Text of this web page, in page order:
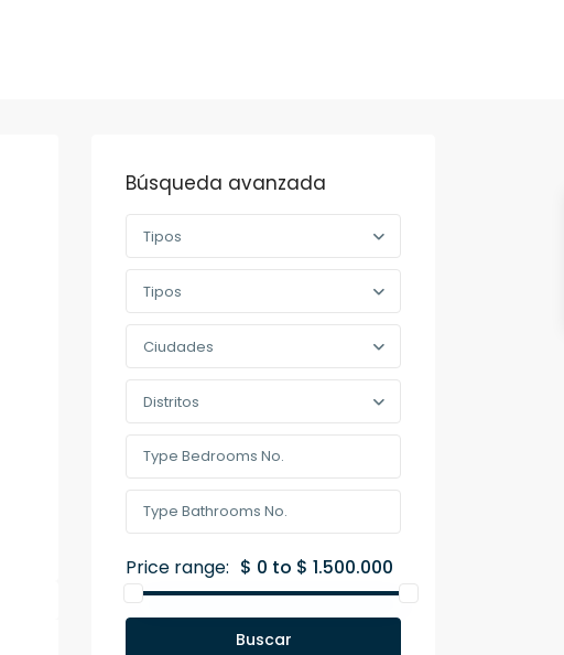
Búsqueda avanzada
Tipos
Tipos
Ciudades
Distritos
Price range: $ 0 to $ 1.500.000
Buscar